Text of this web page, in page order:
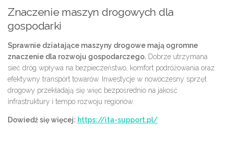
Znaczenie maszyn drogowych dla
gospodarki
Sprawnie działające maszyny drogowe mają ogromne
znaczenie dla rozwoju gospodarczego. Dobrze utrzymana
sieć dróg wpływa na bezpieczeństwo, komfort podróżowania oraz
efektywny transport towarów. Inwestycje w nowoczesny sprzęt
drogowy przekładają się więc bezpośrednio na jakość
infrastruktury i tempo rozwoju regionów.
Dowiedź się więcej: https://ita-support.pl/